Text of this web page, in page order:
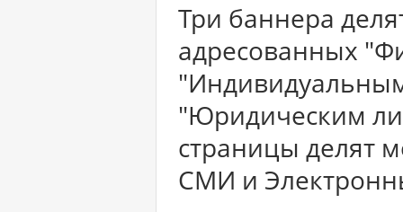
Три баннера
адресованных
"Юридическим
страницы делят
СМИ и